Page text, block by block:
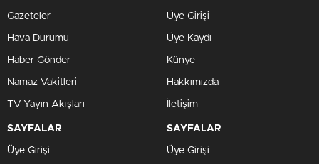
Gazeteler
Hava Durumu
Haber Gönder
Namaz Vakitleri
TV Yayın Akışları
Üye Girişi
Üye Kaydı
Künye
Hakkımızda
İletişim
SAYFALAR
Üye Girişi
SAYFALAR
Üye Girişi